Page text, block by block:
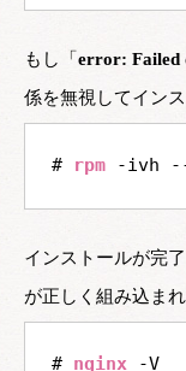
もし「 error: Failed
係を無視してイン
# rpm
インストールが完
が正しく組み込ま
# nginx -V